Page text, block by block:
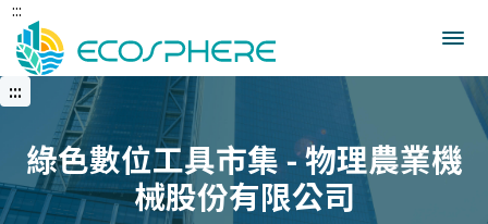
跳
到
中
內
:::
:::
綠色數位工具市集 - 物理農業機
械股份有限公司